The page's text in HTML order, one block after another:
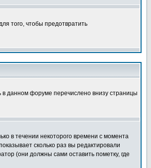
того, чтобы предотвратить
данном форуме перечислено внизу страницы
в течении некоторого времени с момента
сколько раз вы редактировали
(они должны сами оставить пометку, где